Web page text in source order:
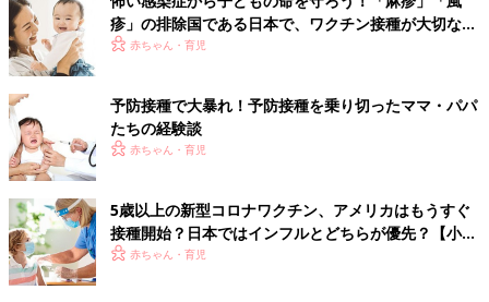
前の話
友利新 「私も3人目
は不妊治療で…」と2
人目不妊治療に悩む
ママにアドバイス
次の話
疹」の排除国である日本で、ワクチン接種が大切な理
由とは？【小児科医】
赤ちゃん・育児
予防接種で大暴れ！予防接種を乗り切ったママ・パパ
たちの経験談
赤ちゃん・育児
5歳以上の新型コロナワクチン、アメリカはもうすぐ
接種開始？日本ではインフルとどちらが優先？【小児
科医】
赤ちゃん・育児